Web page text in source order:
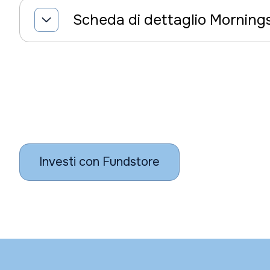
Scheda di dettaglio
Investi con Fundstore